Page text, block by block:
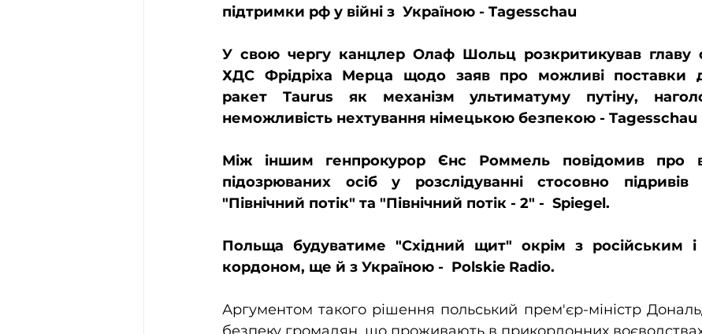
підтримки рф у війні з  Україною - Tagesschau
У свою чергу канцлер Олаф Шольц розкритикував главу
ХДС Фрідріха Мерца щодо заяв про можливі поставки
ракет Taurus як механізм ультиматуму путіну,
неможливість нехтування німецькою безпекою - Tagesschau
Між іншим генпрокурор Єнс Роммель повідомив про
підозрюваних осіб у розслідуванні стосовно підривів
"Північний потік" та "Північний потік - 2" -  Spiegel.
Польща будуватиме "Східний щит" окрім з російським і
кордоном, ще й з Україною -  Polskie Radio.
Аргументом такого рішення польський прем'єр-міністр